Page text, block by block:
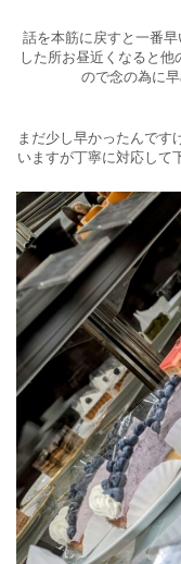
話を本筋に戻すと一番
した所お昼近くなると
ので念の為に
まだ少し早かったんです
いますが丁寧に対応して